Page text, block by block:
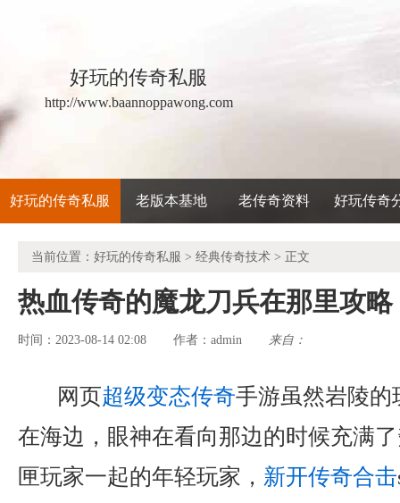
好玩的传奇私服
http://www.baannoppawong.com
好玩的传奇私服 老版本基地 老传奇资料 好玩传奇
当前位置： 好玩的传奇私服 > 经典传奇技术 > 正文
热血传奇的魔龙刀兵在那里攻略
时间：2023-08-14 02:08 作者： admin 来自：
网页超级变态传奇手游虽然岩陵的
在海边，眼神在看向那边的时候充满
匣玩家一起的年轻玩家， 新开传奇合击